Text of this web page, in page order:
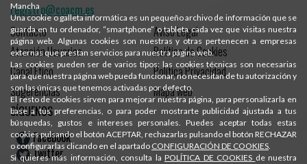
registro@coacm.es
Contacto
Atención Usuarios
Canal Ético
Sugerencias
Aviso Legal
Política de Cookies
Política Privacidad
Mapa web
SÍGUENOS
Facebook
Twitter
Mancha
Una cookie o galleta informática es un pequeño archivo de información que se
guarda en tu ordenador, “smartphone” o tableta cada vez que visitas nuestra
página web. Algunas cookies son nuestras y otras pertenecen a empresas
externas que prestan servicios para nuestra página web.
Las cookies pueden ser de varios tipos: las cookies técnicas son necesarias
para que nuestra página web pueda funcionar, no necesitan de tu autorización y
son las únicas que tenemos activadas por defecto.
El resto de cookies sirven para mejorar nuestra página, para personalizarla en
base a tus preferencias, o para poder mostrarte publicidad ajustada a tus
búsquedas, gustos e intereses personales. Puedes aceptar todas estas
cookies pulsando el botón ACEPTAR, rechazarlas pulsando el botón RECHAZAR
o configurarlas clicando en el apartado CONFIGURACIÓN DE COOKIES.
Si quieres más información, consulta la POLÍTICA DE COOKIES de nuestra